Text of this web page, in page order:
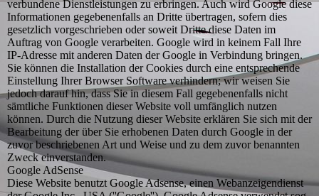
verbundene Dienstleistungen zu erbringen. Auch wird Google diese
Informationen gegebenenfalls an Dritte übertragen, sofern dies
gesetzlich vorgeschrieben oder soweit Dritte diese Daten im
Auftrag von Google verarbeiten. Google wird in keinem Fall Ihre
IP-Adresse mit anderen Daten der Google in Verbindung bringen.
Sie können die Installation der Cookies durch eine entsprechende
Einstellung Ihrer Browser Software verhindern; wir weisen Sie
jedoch darauf hin, dass Sie in diesem Fall gegebenenfalls nicht
sämtliche Funktionen dieser Website voll umfänglich nutzen
können. Durch die Nutzung dieser Website erklären Sie sich mit der
Bearbeitung der über Sie erhobenen Daten durch Google in der
zuvor beschriebenen Art und Weise und zu dem zuvor benannten
Zweck einverstanden.
Google AdSense
Diese Website benutzt Google Adsense, einen Webanzeigendienst